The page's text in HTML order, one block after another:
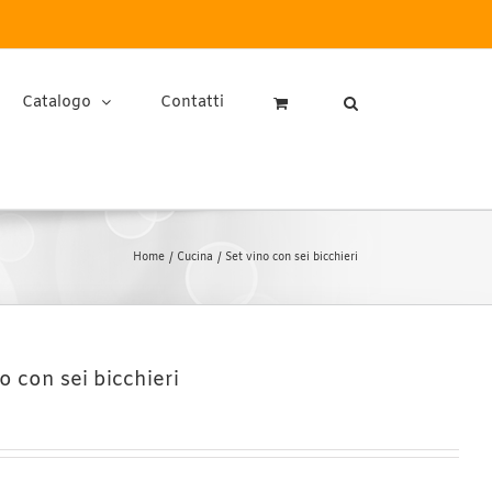
Catalogo Contatti
Home Cucina Set vino con sei bicchieri
con sei bicchieri